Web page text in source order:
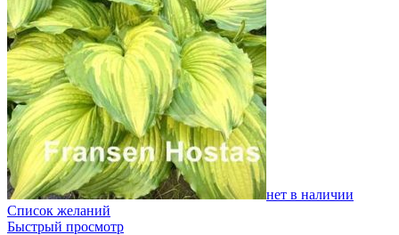
нет в наличии
Список желаний
Быстрый просмотр